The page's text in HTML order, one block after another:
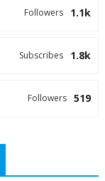
1.1k
Followers
1.8k
Subscribes
519
Followers